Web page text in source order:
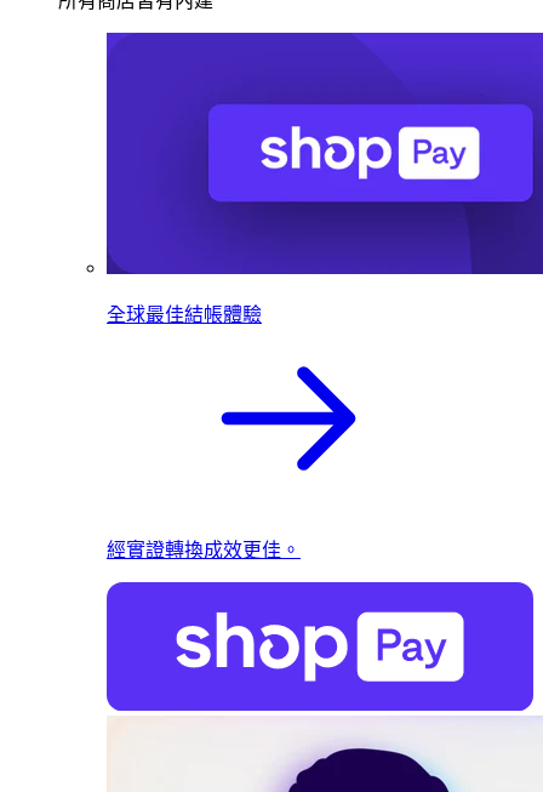
全球最佳結帳體驗
經實證轉換成效更佳。